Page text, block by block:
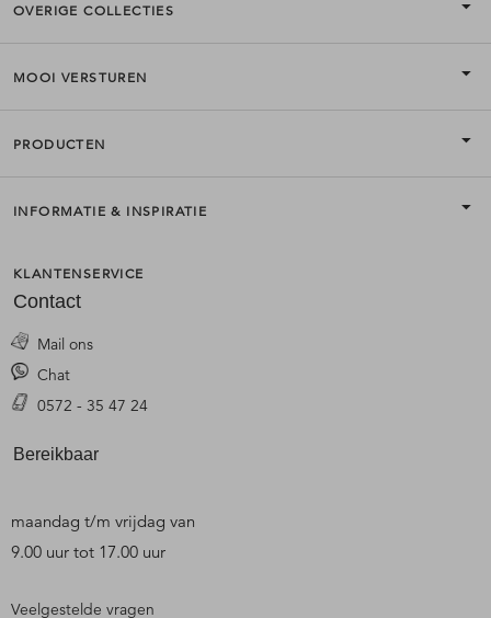
OVERIGE COLLECTIES
MOOI VERSTUREN
PRODUCTEN
INFORMATIE & INSPIRATIE
KLANTENSERVICE
Contact
Mail ons
Chat
0572 - 35 47 24
Bereikbaar
maandag t/m vrijdag van
9.00 uur tot 17.00 uur
Veelgestelde vragen